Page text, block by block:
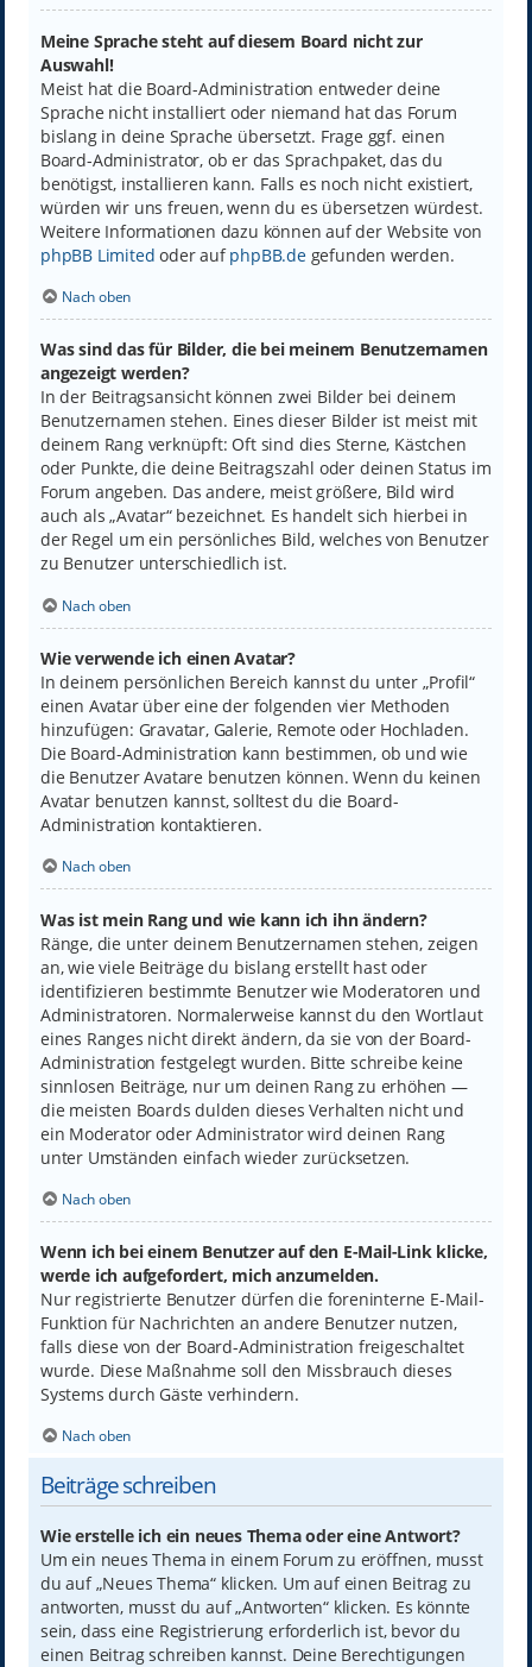
Meine Sprache steht auf diesem Board nicht zur
Auswahl!
Meist hat die Board-Administration entweder deine
Sprache nicht installiert oder niemand hat das Forum
bislang in deine Sprache übersetzt. Frage ggf. einen
Board-Administrator, ob er das Sprachpaket, das du
benötigst, installieren kann. Falls es noch nicht existiert,
würden wir uns freuen, wenn du es übersetzen würdest.
Weitere Informationen dazu können auf der Website von
phpBB Limited oder aufphpBB.degefunden werden.
Nach oben
Was sind das für Bilder, die bei meinem Benutzernamen
angezeigt werden?
In der Beitragsansicht können zwei Bilder bei deinem
Benutzernamen stehen. Eines dieser Bilder ist meist mit
deinem Rang verknüpft: Oft sind dies Sterne, Kästchen
oder Punkte, die deine Beitragszahl oder deinen Status im
Forum angeben. Das andere, meist größere, Bild wird
auch als „Avatar“ bezeichnet. Es handelt sich hierbei in
der Regel um ein persönliches Bild, welches von Benutzer
zu Benutzer unterschiedlich ist.
Nach oben
Wie verwende ich einen Avatar?
In deinem persönlichen Bereich kannst du unter „Profil“
einen Avatar über eine der folgenden vier Methoden
hinzufügen: Gravatar, Galerie, Remote oder Hochladen.
Die Board-Administration kann bestimmen, ob und wie
die Benutzer Avatare benutzen können. Wenn du keinen
Avatar benutzen kannst, solltest du die Board-
Administration kontaktieren.
Nach oben
Was ist mein Rang und wie kann ich ihn ändern?
Ränge, die unter deinem Benutzernamen stehen, zeigen
an, wie viele Beiträge du bislang erstellt hast oder
identifizieren bestimmte Benutzer wie Moderatoren und
Administratoren. Normalerweise kannst du den Wortlaut
eines Ranges nicht direkt ändern, da sie von der Board-
Administration festgelegt wurden. Bitte schreibe keine
sinnlosen Beiträge, nur um deinen Rang zu erhöhen —
die meisten Boards dulden dieses Verhalten nicht und
ein Moderator oder Administrator wird deinen Rang
unter Umständen einfach wieder zurücksetzen.
Nach oben
Wenn ich bei einem Benutzer auf den E-Mail-Link klicke,
werde ich aufgefordert, mich anzumelden.
Nur registrierte Benutzer dürfen die foreninterne E-Mail-
Funktion für Nachrichten an andere Benutzer nutzen,
falls diese von der Board-Administration freigeschaltet
wurde. Diese Maßnahme soll den Missbrauch dieses
Systems durch Gäste verhindern.
Nach oben
Beiträge schreiben
Wie erstelle ich ein neues Thema oder eine Antwort?
Um ein neues Thema in einem Forum zu eröffnen, musst
du auf „Neues Thema“ klicken. Um auf einen Beitrag zu
antworten, musst du auf „Antworten“ klicken. Es könnte
sein, dass eine Registrierung erforderlich ist, bevor du
einen Beitrag schreiben kannst. Deine Berechtigungen